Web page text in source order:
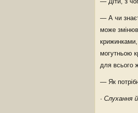
— А чи
може
могутньою
для всього
— Як
· Слухання